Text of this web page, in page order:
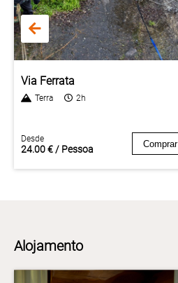
Via Ferrata
Terra 2h
Desde
24.00 € / Pessoa Comprar
Alojamento